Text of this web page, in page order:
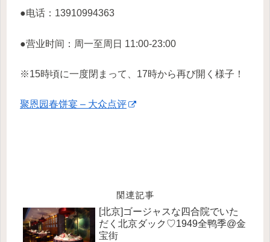
●电话：13910994363
●营业时间：周一至周日 11:00-23:00
※15時頃に一度閉まって、17時から再び開く様子！
聚恩园春饼宴 – 大众点评
関連記事
[北京]ゴージャスな四合院でいた
だく北京ダック♡1949全鸭季@金
宝街